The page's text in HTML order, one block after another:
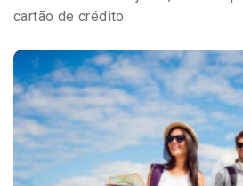
cartão de crédito.